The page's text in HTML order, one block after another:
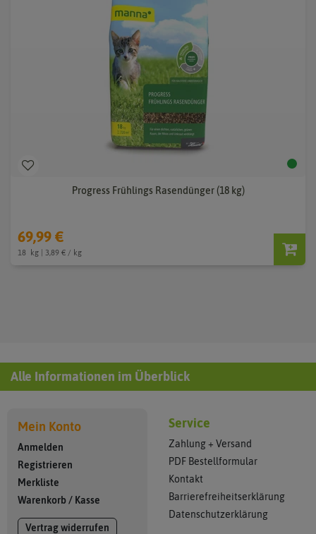
Progress Frühlings Rasendünger (18 kg)
69,99 €
18 kg | 3,89 € / kg
Alle Informationen im Überblick
Mein Konto
Anmelden
Registrieren
Merkliste
Warenkorb / Kasse
Vertrag widerrufen
Service
Zahlung + Versand
PDF Bestellformular
Kontakt
Barrierefreiheitserklärung
Datenschutzerklärung